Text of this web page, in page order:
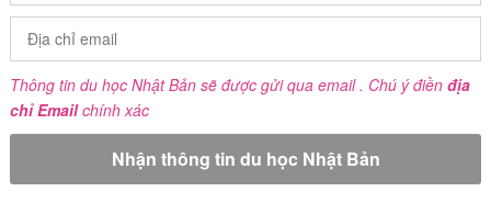
Thông tin du học Nhật Bản sẽ được gửi qua email . Chú ý điền địa
chỉ Emailchính xác